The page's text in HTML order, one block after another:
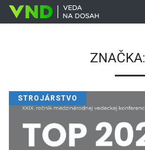
ZNAČKA:
STROJÁRSTVO